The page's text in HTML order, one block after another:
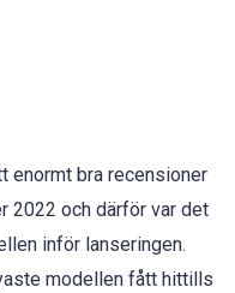
enormt bra recensioner
2022 och därför var det
inför lanseringen.
modellen fått hittills